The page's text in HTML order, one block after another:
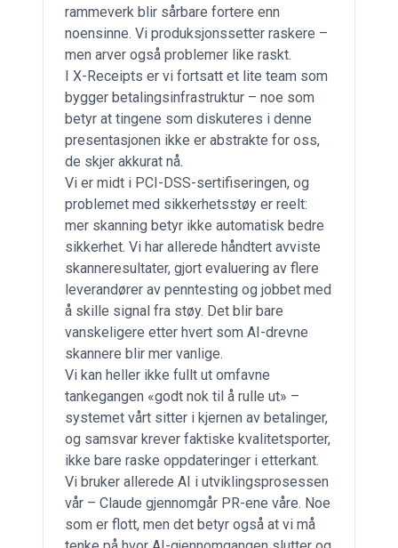
rammeverk blir sårbare fortere enn
noensinne. Vi produksjonssetter raskere –
men arver også problemer like raskt.
I X-Receipts er vi fortsatt et lite team som
bygger betalingsinfrastruktur – noe som
betyr at tingene som diskuteres i denne
presentasjonen ikke er abstrakte for oss,
de skjer akkurat nå.
Vi er midt i PCI-DSS-sertifiseringen, og
problemet med sikkerhetsstøy er reelt:
mer skanning betyr ikke automatisk bedre
sikkerhet. Vi har allerede håndtert avviste
skanneresultater, gjort evaluering av flere
leverandører av penntesting og jobbet med
å skille signal fra støy. Det blir bare
vanskeligere etter hvert som AI-drevne
skannere blir mer vanlige.
Vi kan heller ikke fullt ut omfavne
tankegangen «godt nok til å rulle ut» –
systemet vårt sitter i kjernen av betalinger,
og samsvar krever faktiske kvalitetsporter,
ikke bare raske oppdateringer i etterkant.
Vi bruker allerede AI i utviklingsprosessen
vår – Claude gjennomgår PR-ene våre. Noe
som er flott, men det betyr også at vi må